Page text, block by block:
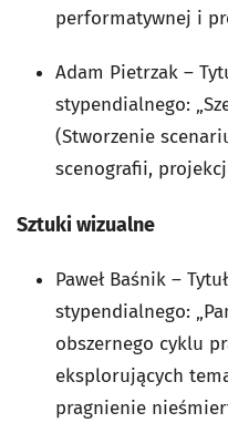
performatywnej i
Adam Pietrzak –
stypendialnego:
(Stworzenie
scenografii,
Sztuki wizualne
Paweł Baśnik –
stypendialnego:
obszernego cyklu
eksplorujących
pragnienie